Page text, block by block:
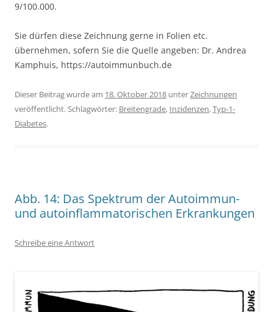
9/100.000.
Sie dürfen diese Zeichnung gerne in Folien etc.
übernehmen, sofern Sie die Quelle angeben: Dr. Andrea
Kamphuis, https://autoimmunbuch.de
Dieser Beitrag wurde am 18. Oktober 2018 unterZeichnungen
veröffentlicht. Schlagwörter: Breitengrade, Inzidenzen,Typ-1-
Diabetes.
Abb. 14: Das Spektrum der Autoimmun-
und autoinflammatorischen Erkrankungen
Schreibe eine Antwort